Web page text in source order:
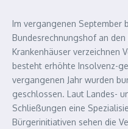
Im vergangenen September
Bundesrechnungshof an
Krankenhäuser verzeichnen
besteht erhöhte Insolvenz-
vergangenen Jahr wurden
geschlossen. Laut Landes-
Schließungen eine
Bürgerinitiativen sehen die